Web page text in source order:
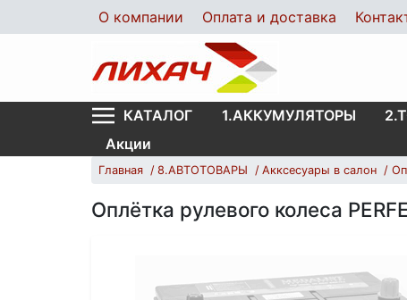
О компании Оплата и доставка
КАТАЛОГ 1.АККУМУЛЯТОРЫ
Акции
Главная 8.АВТОТОВАРЫ Акксесуары в салон
Оплётка рулевого колеса